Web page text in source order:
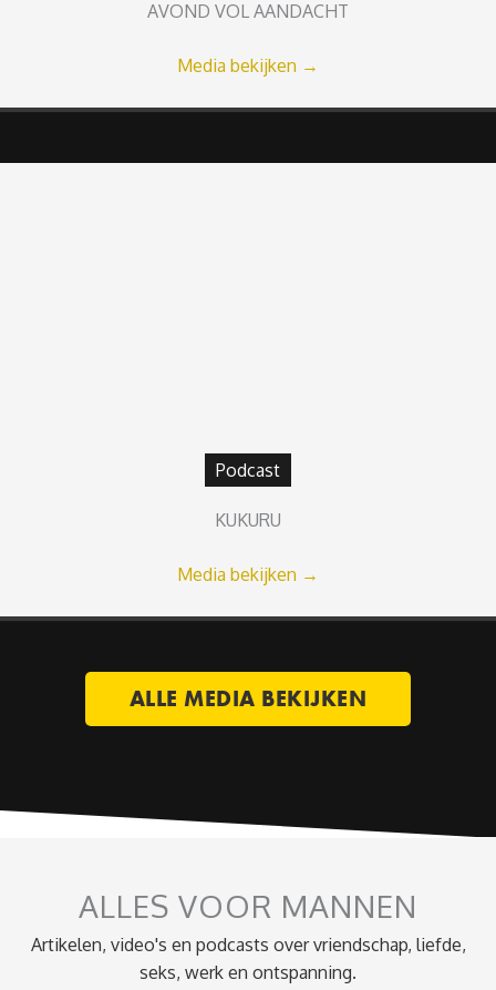
AVOND VOL AANDACHT
Media bekijken →
Podcast
KUKURU
Media bekijken →
ALLE MEDIA BEKIJKEN
ALLES VOOR MANNEN
Artikelen, video's en podcasts over vriendschap, liefde,
seks, werk en ontspanning.